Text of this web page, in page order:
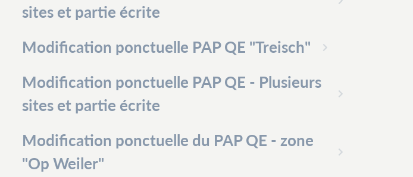
sites et partie écrite
Modification ponctuelle PAP QE "Treisch"
Modification ponctuelle PAP QE - Plusieurs
sites et partie écrite
Modification ponctuelle du PAP QE - zone
"Op Weiler"